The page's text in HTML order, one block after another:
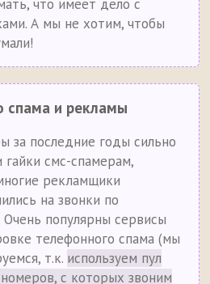
что имеет дело с
А мы не хотим, чтобы
спама и рекламы
за последние годы сильно
гайки смс-спамерам,
рекламщики
на звонки по
Очень популярны сервисы
телефонного спама (мы
т.к. используем пул
с которых звоним